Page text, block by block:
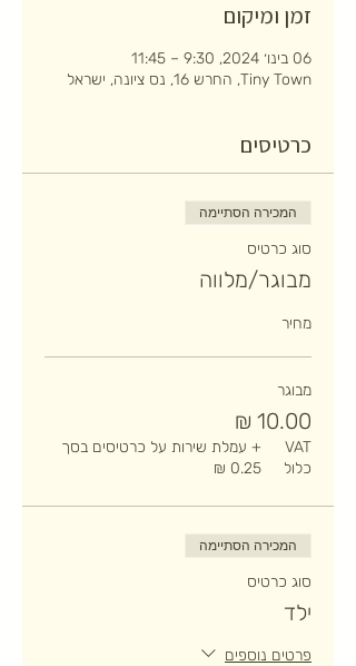
זמן ומיקום
06 בינו׳ 2024, 9:30 – 11:45
Tiny Town, החרש 16, נס ציונה, ישראל
כרטיסים
המכירה הסתיימה
סוג כרטיס
מבוגר/מלווה
מחיר
מבוגר
VAT
כלול
+ עמלת שירות על כרטיסים בסך
‏0.25 ‏₪
המכירה הסתיימה
סוג כרטיס
ילד
פרטים נוספים